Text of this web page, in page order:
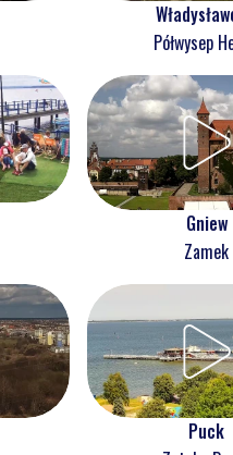
Półwysep
Gniew
Zamek
Puck